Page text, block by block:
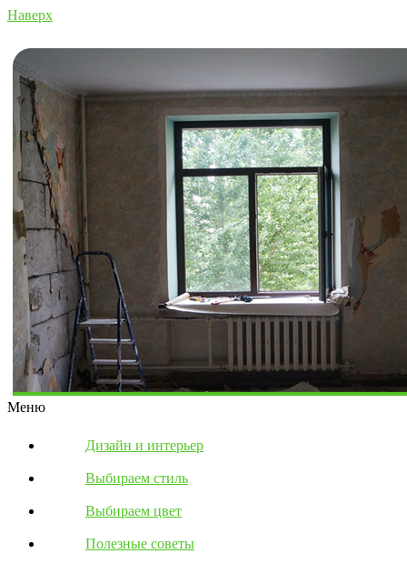
Наверх
Меню
Дизайн и интерьер
Выбираем стиль
Выбираем цвет
Полезные советы